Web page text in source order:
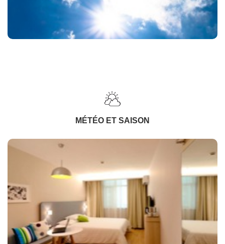
MÉTÉO ET SAISON